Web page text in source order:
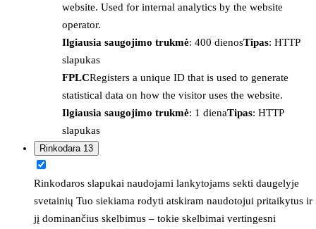
website. Used for internal analytics by the website
operator.
Ilgiausia saugojimo trukmė: 400 dienosTipas: HTTP
slapukas
FPLCRegisters a unique ID that is used to generate
statistical data on how the visitor uses the website.
Ilgiausia saugojimo trukmė: 1 dienaTipas: HTTP
slapukas
Rinkodara 13
Rinkodaros slapukai naudojami lankytojams sekti daugelyje
svetainių Tuo siekiama rodyti atskiram naudotojui pritaikytus ir
jį dominančius skelbimus – tokie skelbimai vertingesni